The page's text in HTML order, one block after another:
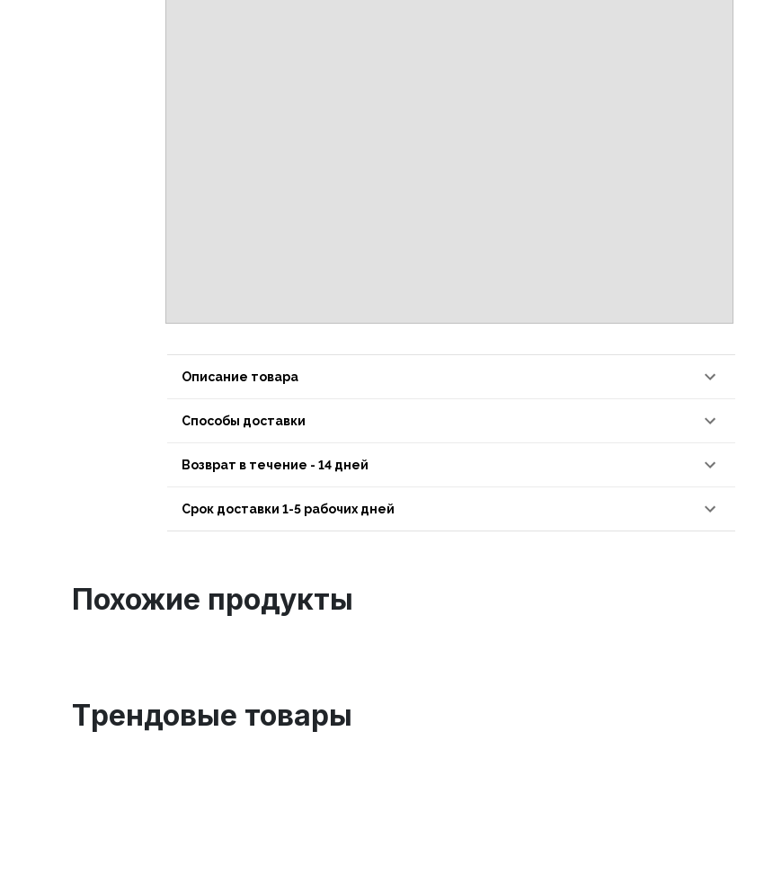
Описание товара
Способы доставки
Возврат в течение - 14 дней
Срок доставки 1-5 рабочих дней
Похожие продукты
Tрендовые товары